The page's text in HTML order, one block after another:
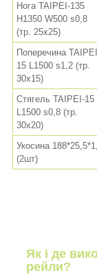
Нога TAIPEI-135
H1350 W500 s0,8
(тр. 25x25)
Поперечина
15 L1500 s1,2 (тр.
30x15)
Стягель TAIPEI-15
L1500 s0,8 (тр.
30x20)
Укосина
(2шт)
Як і де
рейли?